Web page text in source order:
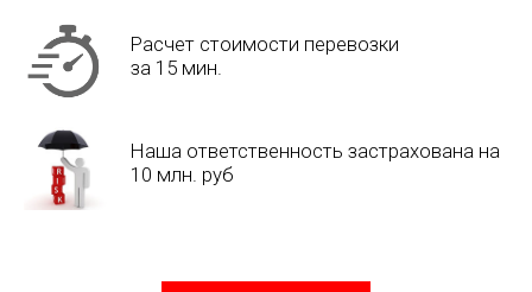
Расчет стоимости перевозки
за 15 мин.
Наша ответственность застрахована на
10 млн. руб